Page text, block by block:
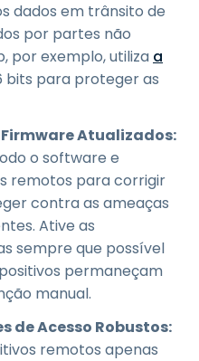
dados em trânsito de
por partes não
por exemplo, utiliza a
bits para proteger as
Atualizados:
o software e
remotos para corrigir
contra as ameaças
Ative as
sempre que possível
permaneçam
manual.
de Acesso Robustos:
remotos apenas